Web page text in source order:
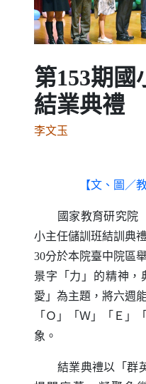
第153期國
結業典禮
李文玉
【文、圖／
國家教育研究院
小主任儲訓班結訓典
30分於本院臺中院區
景字「力」的精神，
愛」為主題，將六週
「Ｏ」「Ｗ」「Ｅ」
象。
結業典禮以「群英